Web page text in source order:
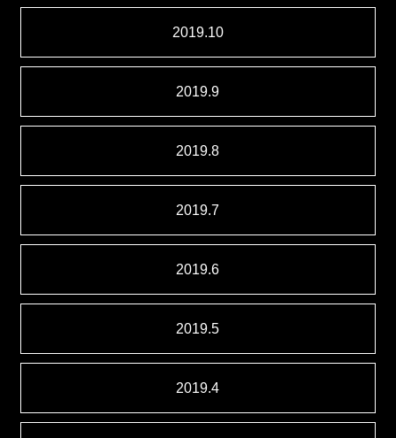
2019.10
2019.9
2019.8
2019.7
2019.6
2019.5
2019.4